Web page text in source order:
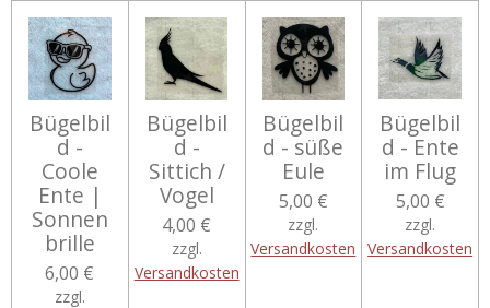
Bügelbil
d -
Coole
Ente |
Sonnen
brille
6,00 €
zzgl.
Bügelbil
d -
Sittich /
Vogel
4,00 €
zzgl.
Versandkosten
Bügelbil
d - süße
Eule
5,00 €
zzgl.
Versandkosten
Bügelbil
d - Ente
im Flug
5,00 €
zzgl.
Versandkosten